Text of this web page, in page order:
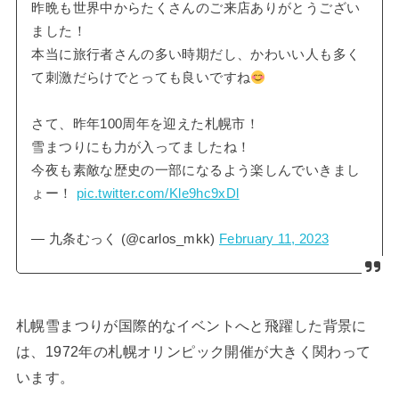
昨晩も世界中からたくさんのご来店ありがとうござい
ました！
本当に旅行者さんの多い時期だし、かわいい人も多く
て刺激だらけでとっても良いですね
さて、昨年100周年を迎えた札幌市！
雪まつりにも力が入ってましたね！
今夜も素敵な歴史の一部になるよう楽しんでいきまし
ょー！ pic.twitter.com/Kle9hc9xDl
— 九条むっく (@carlos_mkk) February 11, 2023
札幌雪まつりが国際的なイベントへと飛躍した背景に
は、1972年の札幌オリンピック開催が大きく関わって
います。